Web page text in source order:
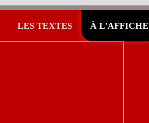
LES TEXTES À L'AFFICHE